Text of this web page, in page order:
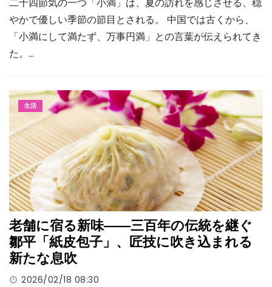
やかで優しい季節の節目とされる。 中国では古くから、
「小満にして満たず、万事円満」との言葉が伝えられてき
た。…
生活
老舗に宿る新味――三百年の伝統を継ぐ
鄒平「紙皮包子」、匠技に吹き込まれる
新たな息吹
2026/02/18 08:30